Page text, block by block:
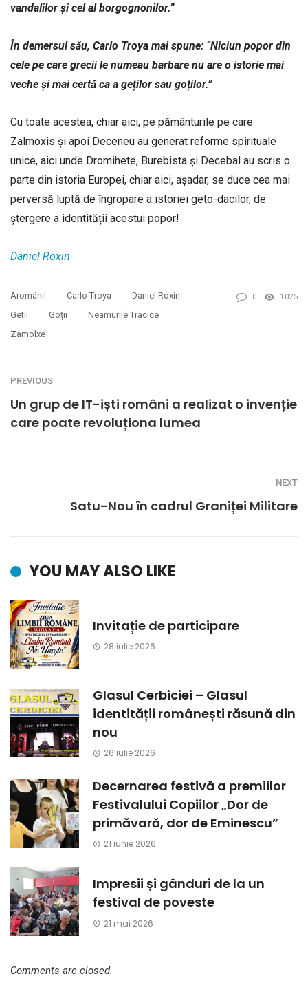
vandalilor și cel al borgognonilor.”
În demersul său, Carlo Troya mai spune: “Niciun popor din
cele pe care grecii le numeau barbare nu are o istorie mai
veche și mai certă ca a geților sau goților.”
Cu toate acestea, chiar aici, pe pământurile pe care
Zalmoxis și apoi Deceneu au generat reforme spirituale
unice, aici unde Dromihete, Burebista și Decebal au scris o
parte din istoria Europei, chiar aici, așadar, se duce cea mai
perversă luptă de îngropare a istoriei geto-dacilor, de
ștergere a identității acestui popor!
Daniel Roxin
Aromânii Carlo Troya
Daniel Roxin
Getii
Goții
Neamurile Tracice
Zamolxe
0 1025
PREVIOUS
Un grup de IT-iști români a realizat o invenție
care poate revoluționa lumea
NEXT
Satu-Nou în cadrul Graniței Militare
YOU MAY ALSO LIKE
Invitație de participare
28 iulie 2026
Glasul Cerbiciei – Glasul
identității românești răsună din
nou
26 iulie 2026
Decernarea festivă a premiilor
Festivalului Copiilor „Dor de
primăvară, dor de Eminescu”
21 iunie 2026
Impresii și gânduri de la un
festival de poveste
21 mai 2026
Comments are closed.